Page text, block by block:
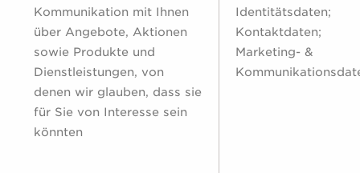
Kommunikation mit Ihnen
über Angebote, Aktionen
sowie Produkte und
Dienstleistungen, von
denen wir glauben, dass sie
für Sie von Interesse sein
könnten
Identitätsdaten;
Kontaktdaten;
Marketing- &